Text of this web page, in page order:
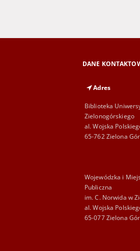
DANE
Adres
Biblioteka
Zielonogórskiego
al. Wojska
65-762 Zielona
Wojewódzka i
Publiczna
im. C. Norwida w
al. Wojska
65-077 Zielona